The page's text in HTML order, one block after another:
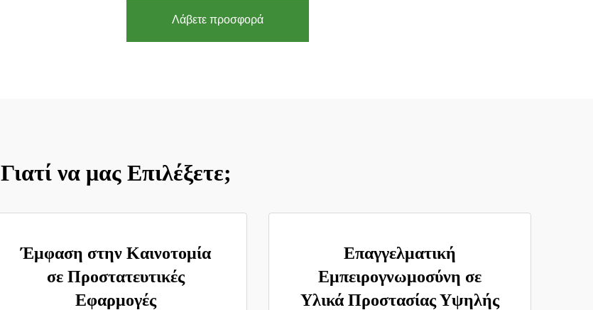
Λάβετε προσφορά
Γιατί να μας Επιλέξετε;
Έμφαση στην Καινοτομία
σε Προστατευτικές
Εφαρμογές
Επαγγελματική
Εμπειρογνωμοσύνη σε
Υλικά Προστασίας Υψηλής